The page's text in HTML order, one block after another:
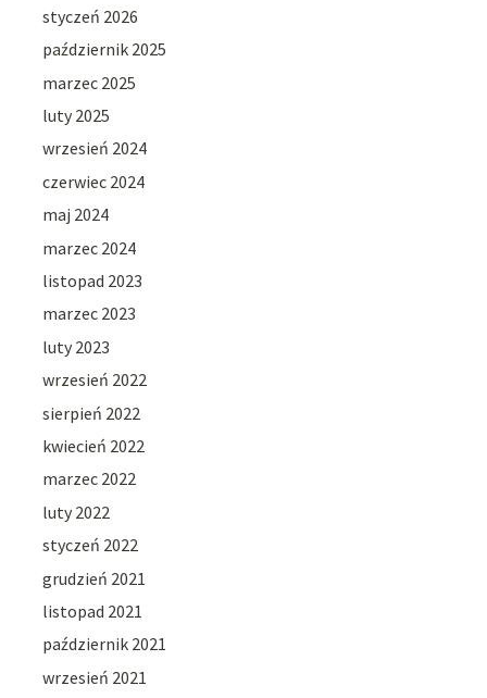
styczeń 2026
październik 2025
marzec 2025
luty 2025
wrzesień 2024
czerwiec 2024
maj 2024
marzec 2024
listopad 2023
marzec 2023
luty 2023
wrzesień 2022
sierpień 2022
kwiecień 2022
marzec 2022
luty 2022
styczeń 2022
grudzień 2021
listopad 2021
październik 2021
wrzesień 2021